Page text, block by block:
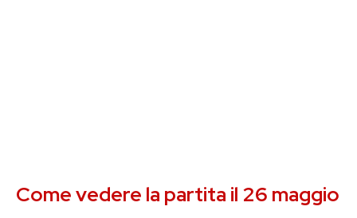
Come vedere la partita il 26 maggio